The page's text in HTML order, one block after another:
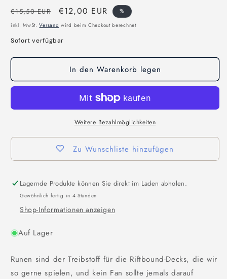
Normaler
Preis
€15,50 EUR Verkaufspreis
€12,00 EUR %
inkl. MwSt.Versand wird beim Checkout berechnet
Sofort verfügbar
In den Warenkorb legen
Weitere Bezahlmöglichkeiten
Zu Wunschliste hinzufügen
Lagernde Produkte können Sie direkt im Laden abholen.
Gewöhnlich fertig in 4 Stunden
Shop-Informationen anzeigen
Auf Lager
Runen sind der Treibstoff für die Riftbound-Decks, die wir
so gerne spielen, und kein Fan sollte jemals darauf